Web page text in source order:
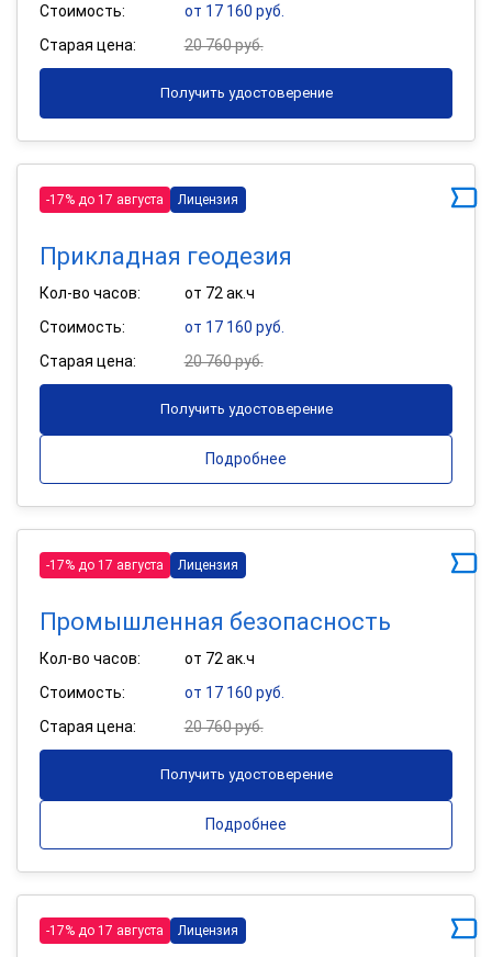
Стоимость:
от 17 160 руб.
Старая цена:
20 760 руб.
Получить удостоверение
-17% до 17 августа Лицензия
Прикладная геодезия
Кол-во часов:
от 72 ак.ч
Стоимость:
от 17 160 руб.
Старая цена:
20 760 руб.
Получить удостоверение
Подробнее
-17% до 17 августа Лицензия
Промышленная безопасность
Кол-во часов:
от 72 ак.ч
Стоимость:
от 17 160 руб.
Старая цена:
20 760 руб.
Получить удостоверение
Подробнее
-17% до 17 августа Лицензия